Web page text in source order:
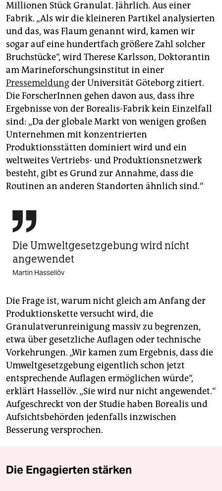
Millionen Stück Granulat. Jährlich. Aus einer
Fabrik. „Als wir die kleineren Partikel analysierten
und das, was Flaum genannt wird, kamen wir
sogar auf eine hundertfach größere Zahl solcher
Bruchstücke“, wird Therese Karlsson, Doktorantin
am Marineforschungsinstitut in einer
Pressemeldungder Universität Göteborg zitiert.
Die ForscherInnen gehen davon aus, dass ihre
Ergebnisse von der Borealis-Fabrik kein Einzelfall
sind: „Da der globale Markt von wenigen großen
Unternehmen mit konzentrierten
Produktionsstätten dominiert wird und ein
weltweites Vertriebs- und Produktionsnetzwerk
besteht, gibt es Grund zur Annahme, dass die
Routinen an anderen Standorten ähnlich sind.“

Die Umweltgesetzgebung wird nicht
angewendet
Martin Hassellöv
Die Frage ist, warum nicht gleich am Anfang der
Produktionskette versucht wird, die
Granulatverunreinigung massiv zu begrenzen,
etwa über gesetzliche Auflagen oder technische
Vorkehrungen. „Wir kamen zum Ergebnis, dass die
Umweltgesetzgebung eigentlich schon jetzt
entsprechende Auflagen ermöglichen würde“,
erklärt Hassellöv. „Sie wird nur nicht angewendet.“
Aufgeschreckt von der Studie haben Borealis und
Aufsichtsbehörden jedenfalls inzwischen
Besserung versprochen.
Die Engagierten stärken